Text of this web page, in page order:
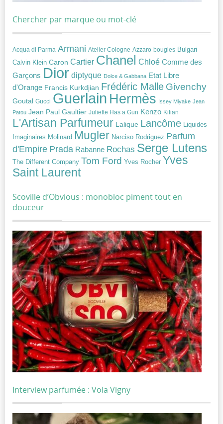
Chercher par marque ou mot-clé
Acqua di Parma Armani Atelier Cologne Azzaro bougies Bulgari
Calvin Klein Caron Cartier Chanel Chloé Comme des
Garçons Dior diptyque Dolce & Gabbana Etat Libre
d'Orange Francis Kurkdjian Frédéric Malle Givenchy
Goutal Gucci Guerlain Hermès Issey Miyake Jean
Patou Jean Paul Gaultier Juliette Has a Gun Kenzo Kilian
L'Artisan Parfumeur Lalique Lancôme
Liquides
Imaginaires Molinard Mugler Narciso Rodriguez Parfum
d'Empire Prada Rabanne Rochas Serge Lutens
The Different Company Tom Ford Yves Rocher Yves
Saint Laurent
Scoville d’Obvious : monobloc piment tout en
douceur
Interview parfumée : Vola Vigny